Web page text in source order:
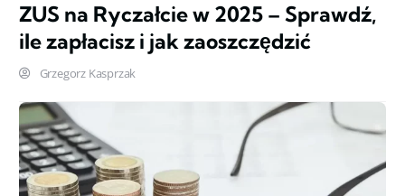
ZUS na Ryczałcie w 2025 – Sprawdź,
ile zapłacisz i jak zaoszczędzić
Grzegorz Kasprzak